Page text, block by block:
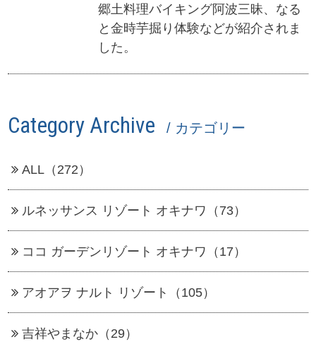
郷土料理バイキング阿波三昧、なる
と金時芋掘り体験などが紹介されま
した。
Category Archive / カテゴリー
ALL（272）
ルネッサンス リゾート オキナワ（73）
ココ ガーデンリゾート オキナワ（17）
アオアヲ ナルト リゾート（105）
吉祥やまなか（29）